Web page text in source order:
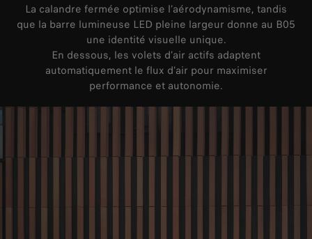
La calandre fermée optimise l’aérodynamisme, tandis
que la barre lumineuse LED pleine largeur donne au B05
une identité visuelle unique.
En dessous, les volets d’air actifs adaptent
automatiquement le flux d’air pour maximiser
performance et autonomie.